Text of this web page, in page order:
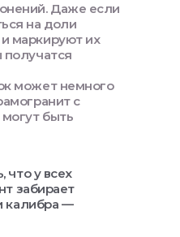
Даже если
на доли
маркируют их
может немного
с
быть
что у всех
забирает
калибра —